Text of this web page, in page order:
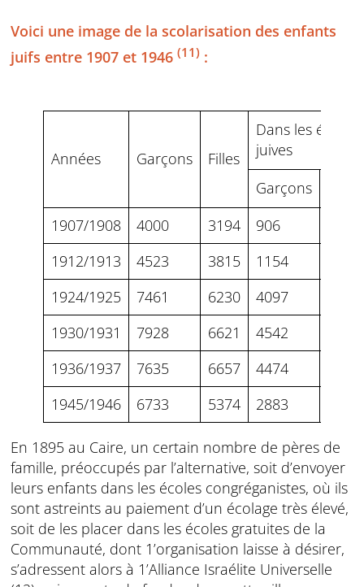
Voici une image de la scolarisation des enfants
juifs entre 1907 et 1946 (11) :
Années Garçons Filles
Dans les écoles
juives
Garçons
1907/1908
4000 3194 906
1912/1913
4523 3815 1154
1924/1925
7461 6230 4097
1930/1931
7928 6621 4542
1936/1937
7635 6657 4474
1945/1946
6733 5374 2883
En 1895 au Caire, un certain nombre de pères de
famille, préoccupés par l’alternative, soit d’envoyer
leurs enfants dans les écoles congréganistes, où ils
sont astreints au paiement d’un écolage très élevé,
soit de les placer dans les écoles gratuites de la
Communauté, dont 1’organisation laisse à désirer,
s’adressent alors à 1’Alliance Israélite Universelle